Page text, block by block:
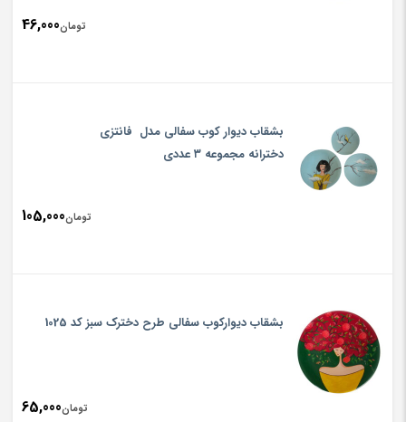
تومان46,000
بشقاب دیوار کوب سفالی مدل فانتزی
دخترانه مجموعه ۳ عددی
تومان105,000
بشقاب دیوارکوب سفالی طرح دخترک سبز کد 1025
تومان65,000